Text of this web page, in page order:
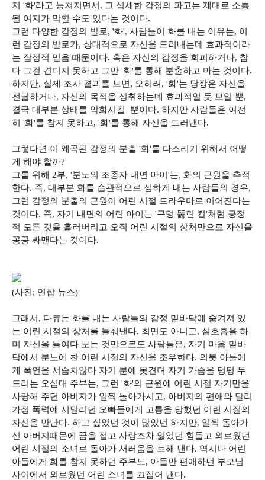
저 '화'라고 눙쳐지면서, 그 섬세한 감정의 파고는 제대로 소통
될 여지가 막힐 수도 있다는 것이다.
그런 다양한 감정의 발로, '화', 사람들이 화를 내는 이유는, 이
런 감정의 발로가, 상대적으로 자신을 드러내는데 효과적이라
는 잠정적 믿음 때문이다. 혹은 자신의 감정을 회피하거나, 참
다 그걸 견디지 못하고 그만 '화'를 통해 분출하고 마는 것이다.
하지만, 실제 조사 결과를 보면, 오히려, '화'는 당장은 자신을
전달하거나, 자신의 목적을 성취하는데 효과적일 듯 보일 뿐,
결국 대부분 상태를 악화시킬 뿐이다. 하지만 사람들은 여전
히 '화'를 참지 못하고, '화'를 통해 자신을 드러낸다.
그렇다면 이 왜곡된 감정의 분출 '화'를 다스리기 위해서 어떻
게 해야 할까?
그를 위해 2부, '분노의 조종자 내면 아이'는, 화의 근원을 추적
한다. 즉, 대부분 화를 습관적으로 심하게 내는 사람들의 경우,
그런 감정의 분출의 근원이 어린 시절 트라우마로 이어진다는
것이다. 즉, 자기 내면의 어린 아이는 '구멍 뚫린 컵'처럼 긍정
적 모든 것을 흘러버리고 오직 어린 시절의 상처만으로 자신을
꽁꽁 싸맨다는 것이다.
(사진; 연합 뉴스)
그래서, 다큐는 화를 내는 사람들의 감정 밑바닥에 숨겨져 있
는 어린 시절의 상처를 들춰낸다. 최면도 아니고, 심호흡을 하
며 자신을 들여다 보는 것만으로도 사람들은, 자기 마음 밑바
닥에서 분노에 찬 어린 시절의 자신을 조우한다. 의붓 아들에
게 폭언을 서슴치않다 자기 분에 못견뎌 자기 가슴을 텅텅 두
드리는 오십대 주부는, 그런 '화'의 근원에 어린 시절 자기만을
사랑해 주던 아버지가 일찍 돌아가시고, 아버지의 편애와 달리
가정 폭력에 시달리던 오빠들에게 고통을 당했던 어린 시절의
자신을 만난다. 하고 싶었던 것이 많았던 하지만, 일찍 돌아가
신 아버지때문에 꿈을 접고 사랑조차 잃었던 힘들고 외로웠던
어린 시절의 소녀로 돌아가 서러움을 토해 낸다. 역시나 어린
아들에게 화를 참지 못하던 주부도, 아들만 편애하던 부모님
사이에서 외로웠던 어린 소녀를 끄집어 낸다.